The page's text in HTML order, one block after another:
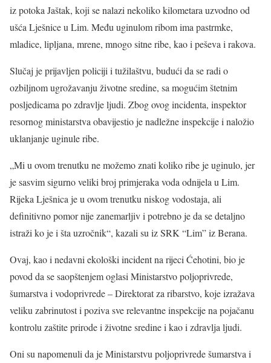
iz potoka Jaštak, koji se nalazi nekoliko kilometara uzvodno od
ušća Lješnice u Lim. Među uginulom ribom ima pastrmke,
mladice, lipljana, mrene, mnogo sitne ribe, kao i peševa i rakova.
Slučaj je prijavljen policiji i tužilaštvu, budući da se radi o
ozbiljnom ugrožavanju životne sredine, sa mogućim štetnim
posljedicama po zdravlje ljudi. Zbog ovog incidenta, inspektor
resornog ministarstva obavijestio je nadležne inspekcije i naložio
uklanjanje uginule ribe.
„Mi u ovom trenutku ne možemo znati koliko ribe je uginulo, jer
je sasvim sigurno veliki broj primjeraka voda odnijela u Lim.
Rijeka Lješnica je u ovom trenutku niskog vodostaja, ali
definitivno pomor nije zanemarljiv i potrebno je da se detaljno
istraži ko je i šta uzročnik“, kazali su iz SRK “Lim” iz Berana.
Ovaj, kao i nedavni ekološki incident na rijeci Ćehotini, bio je
povod da se saopštenjem oglasi Ministarstvo poljoprivrede,
šumarstva i vodoprivrede – Direktorat za ribarstvo, koje izražava
veliku zabrinutost i poziva sve relevantne inspekcije na pojačanu
kontrolu zaštite prirode i životne sredine i kao i zdravlja ljudi.
Oni su napomenuli da je Ministarstvu poljoprivrede šumarstva i